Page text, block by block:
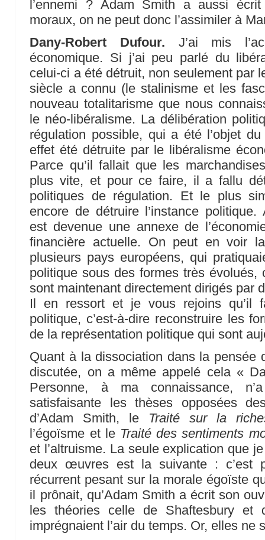
l’ennemi ? Adam Smith a aussi
moraux, on ne peut donc l’assimiler à
Dany-Robert Dufour. J’ai mis
économique. Si j’ai peu parlé du
celui-ci a été détruit, non seulement par
siècle a connu (le stalinisme et les
nouveau totalitarisme que nous
le néo-libéralisme. La délibération
régulation possible, qui a été l’objet
effet été détruite par le libéralisme
Parce qu’il fallait que les
plus vite, et pour ce faire, il a fallu
politiques de régulation. Et le plus
encore de détruire l’instance politique.
est devenue une annexe de
financière actuelle. On peut en voir
plusieurs pays européens, qui
politique sous des formes très évolués,
sont maintenant directement dirigés par
Il en ressort et je vous rejoins qu’il
politique, c’est-à-dire reconstruire les
de la représentation politique qui sont
Quant à la dissociation dans la pensée
discutée, on a même appelé cela «
Personne, à ma connaissance,
satisfaisante les thèses opposées
d’Adam Smith, le Traité sur la
l’égoïsme et le Traité des sentiments
et l’altruisme. La seule explication que
deux œuvres est la suivante : c’est
récurrent pesant sur la morale égoïste
il prônait, qu’Adam Smith a écrit son
les théories celle de Shaftesbury et
imprégnaient l’air du temps. Or, elles ne